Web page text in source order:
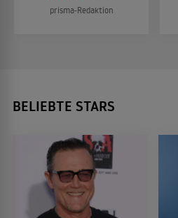
prisma-Redaktion
BELIEBTE STARS